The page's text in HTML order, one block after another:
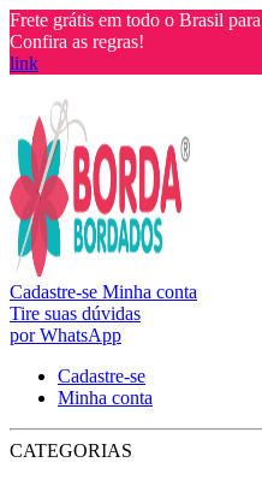
Frete grátis em todo o Brasil
Confira as regras!
link
Cadastre-se Minha conta
Tire suas dúvidas
por WhatsApp
Cadastre-se
Minha conta
CATEGORIAS